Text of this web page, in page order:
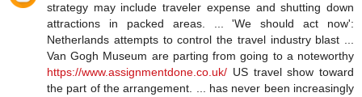
strategy may include traveler expense and shutting down
attractions in packed areas. ... 'We should act now':
Netherlands attempts to control the travel industry blast ...
Van Gogh Museum are parting from going to a noteworthy
https://www.assignmentdone.co.uk/ US travel show toward
the part of the arrangement. ... has never been increasingly